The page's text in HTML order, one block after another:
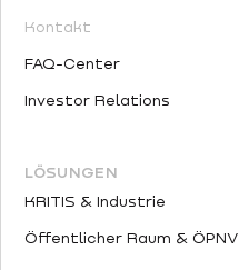
Kontakt
FAQ-Center
Investor Relations
LÖSUNGEN
KRITIS & Industrie
Öffentlicher Raum & ÖPNV